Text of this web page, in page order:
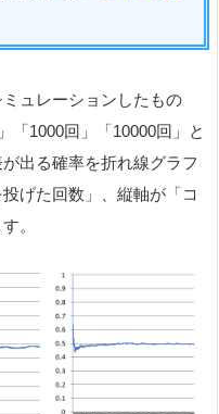
ュレーションしたもの
「1000回」「10000回」と
出る確率を折れ線グラフ
げた回数」、縦軸が「コ
。